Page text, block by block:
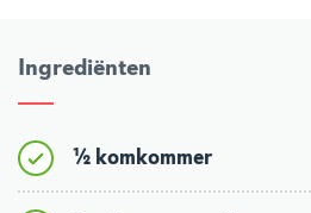
Ingrediënten
½ komkommer